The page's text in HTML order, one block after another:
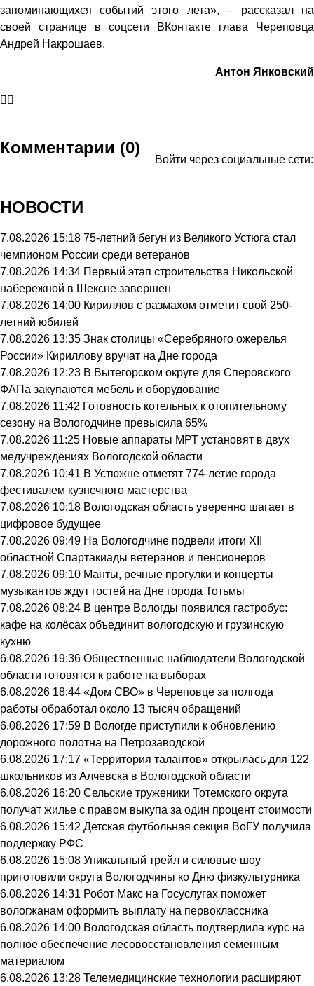
запоминающихся событий этого лета», – рассказал на
своей странице в соцсети ВКонтакте глава Череповца
Андрей Накрошаев.
Антон Янковский
Комментарии (0)
Войти через социальные сети:
НОВОСТИ
7.08.2026 15:18 75-летний бегун из Великого Устюга стал
чемпионом России среди ветеранов
7.08.2026 14:34 Первый этап строительства Никольской
набережной в Шексне завершен
7.08.2026 14:00 Кириллов с размахом отметит свой 250-
летний юбилей
7.08.2026 13:35 Знак столицы «Серебряного ожерелья
России» Кириллову вручат на Дне города
7.08.2026 12:23 В Вытегорском округе для Сперовского
ФАПа закупаются мебель и оборудование
7.08.2026 11:42 Готовность котельных к отопительному
сезону на Вологодчине превысила 65%
7.08.2026 11:25 Новые аппараты МРТ установят в двух
медучреждениях Вологодской области
7.08.2026 10:41 В Устюжне отметят 774-летие города
фестивалем кузнечного мастерства
7.08.2026 10:18 Вологодская область уверенно шагает в
цифровое будущее
7.08.2026 09:49 На Вологодчине подвели итоги XII
областной Спартакиады ветеранов и пенсионеров
7.08.2026 09:10 Манты, речные прогулки и концерты
музыкантов ждут гостей на Дне города Тотьмы
7.08.2026 08:24 В центре Вологды появился гастробус:
кафе на колёсах объединит вологодскую и грузинскую
кухню
6.08.2026 19:36 Общественные наблюдатели Вологодской
области готовятся к работе на выборах
6.08.2026 18:44 «Дом СВО» в Череповце за полгода
работы обработал около 13 тысяч обращений
6.08.2026 17:59 В Вологде приступили к обновлению
дорожного полотна на Петрозаводской
6.08.2026 17:17 «Территория талантов» открылась для 122
школьников из Алчевска в Вологодской области
6.08.2026 16:20 Сельские труженики Тотемского округа
получат жилье с правом выкупа за один процент стоимости
6.08.2026 15:42 Детская футбольная секция ВоГУ получила
поддержку РФС
6.08.2026 15:08 Уникальный трейл и силовые шоу
приготовили округа Вологодчины ко Дню физкультурника
6.08.2026 14:31 Робот Макс на Госуслугах поможет
вологжанам оформить выплату на первоклассника
6.08.2026 14:00 Вологодская область подтвердила курс на
полное обеспечение лесовосстановления семенным
материалом
6.08.2026 13:28 Телемедицинские технологии расширяют